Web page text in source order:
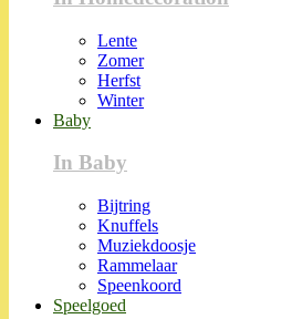
Lente
Zomer
Herfst
Winter
Baby
In Baby
Bijtring
Knuffels
Muziekdoosje
Rammelaar
Speenkoord
Speelgoed